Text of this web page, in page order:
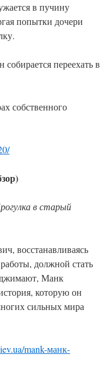
в пучину
попытки дочери
переехать в
собственного
в старый
восстанавливаясь
должной стать
Манк
которую он
сильных мира
mank-манк-